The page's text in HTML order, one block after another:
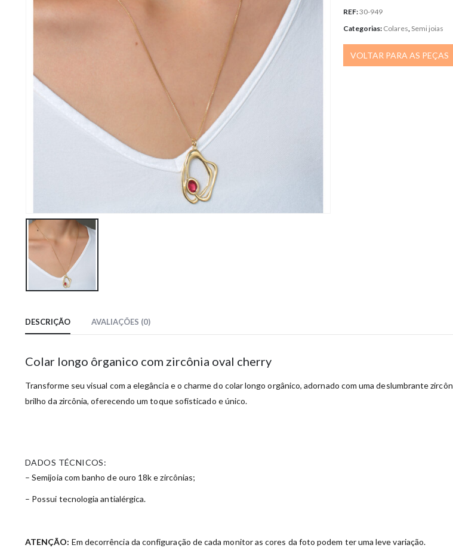
REF:30-949
Categorias: Colares ,Semi joias
VOLTAR PARA AS PEÇAS
DESCRIÇÃO AVALIAÇÕES (0)
Colar longo ôrganico com zircônia oval cherry
Transforme seu visual com a elegância e o charme do colar longo orgânico, adornado com uma deslumbrante
brilho da zircônia, oferecendo um toque sofisticado e único.
DADOS TÉCNICOS:
– Semijoia com banho de ouro 18k e zircônias;
– Possui tecnologia antialérgica.
ATENÇÃO: Em decorrência da configuração de cada monitor as cores da foto podem ter uma leve variação.